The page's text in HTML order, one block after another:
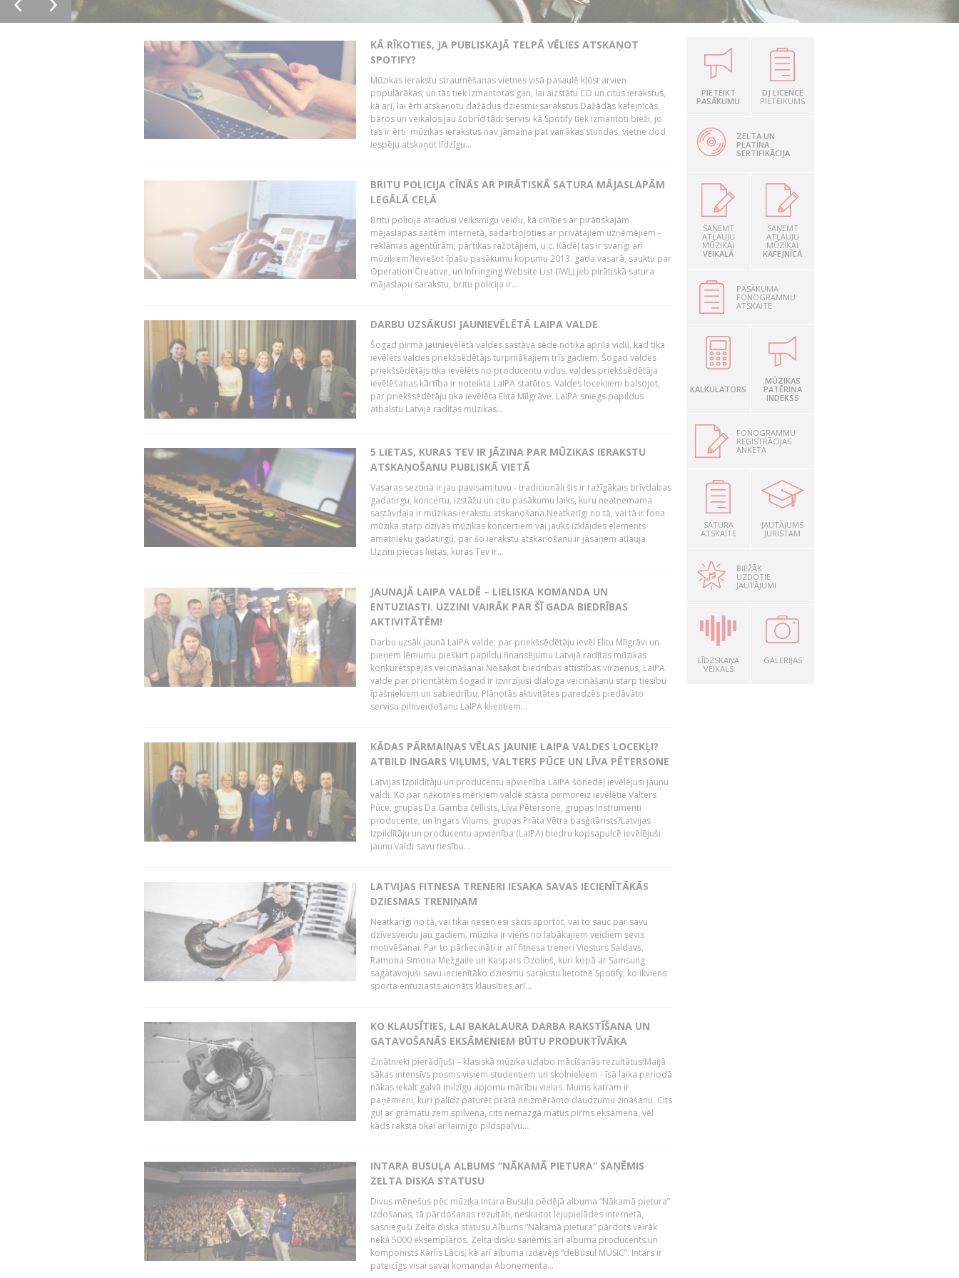
KĀ RĪKOTIES, JA PUBLISKAJĀ TELPĀ VĒLIES ATSKAŅOT
SPOTIFY?
Mūzikas ierakstu straumēšanas vietnes visā pasaulē kļūst arvien
populārākas, un tās tiek izmantotas gan, lai aizstātu CD un citus ierakstus,
kā arī, lai ērti atskaņotu dažādus dziesmu sarakstus.Dažādās kafejnīcās,
bāros un veikalos jau šobrīd tādi servisi kā Spotify tiek izmantoti bieži, jo
tas ir ērti: mūzikas ierakstus nav jāmaina pat vairākas stundas, vietne dod
iespēju atskaņot līdzīgu...
BRITU POLICIJA CĪNĀS AR PIRĀTISKĀ SATURA MĀJASLAPĀM
LEGĀLĀ CEĻĀ
Britu policija atradusi veiksmīgu veidu, kā cīnīties ar pirātiskajām
mājaslapas saitēm internetā, sadarbojoties ar privātajiem uzņēmējiem -
reklāmas aģentūrām, pārtikas ražotājiem, u.c. Kādēļ tas ir svarīgi arī
mūziķiem?Ieviešot īpašu pasākumu kopumu 2013. gada vasarā, sauktu par
Operation Creative, un Infringing Website List (IWL) jeb pirātiskā satura
mājaslapu sarakstu, britu policija ir...
DARBU UZSĀKUSI JAUNIEVĒLĒTĀ LAIPA VALDE
Šogad pirmā jaunievēlētā valdes sastāva sēde notika aprīļa vidū, kad tika
ievēlēts valdes priekšsēdētājs turpmākajiem trīs gadiem. Šogad valdes
priekšsēdētājs tika ievēlēts no producentu vidus, valdes priekšsēdētāja
ievēlēšanas kārtība ir noteikta LaIPA statūtos. Valdes locekļiem balsojot,
par priekšsēdētāju tika ievēlēta Elita Mīlgrāve. LaIPA sniegs papildus
atbalstu Latvijā radītas mūzikas...
5 LIETAS, KURAS TEV IR JĀZINA PAR MŪZIKAS IERAKSTU
ATSKAŅOŠANU PUBLISKĀ VIETĀ
Vasaras sezona ir jau pavisam tuvu - tradicionāli šis ir ražīgākais brīvdabas
gadatirgu, koncertu, izstāžu un citu pasākumu laiks, kuru neatņemama
sastāvdaļa ir mūzikas ierakstu atskaņošana.Neatkarīgi no tā, vai tā ir fona
mūzika starp dzīvās mūzikas koncertiem vai jauks izklaides elements
amatnieku gadatirgū, par šo ierakstu atskaņošanu ir jāsaņem atļauja.
Uzzini piecas lietas, kuras Tev ir...
JAUNAJĀ LAIPA VALDĒ – LIELISKA KOMANDA UN
ENTUZIASTI. UZZINI VAIRĀK PAR ŠĪ GADA BIEDRĪBAS
AKTIVITĀTĒM!
Darbu uzsāk jaunā LaIPA valde: par priekšsēdētāju ievēl Elitu Mīlgrāvi un
pieņem lēmumu piešķirt papildu finansējumu Latvijā radītas mūzikas
konkurētspējas veicināšanai.Nosakot biedrības attīstības virzienus, LaIPA
valde par prioritātēm šogad ir izvirzījusi dialoga veicināšanu starp tiesību
īpašniekiem un sabiedrību. Plānotās aktivitātes paredzēs piedāvāto
servisu pilnveidošanu LaIPA klientiem...
KĀDAS PĀRMAIŅAS VĒLAS JAUNIE LAIPA VALDES LOCEKĻI?
ATBILD INGARS VIĻUMS, VALTERS PŪCE UN LĪVA PĒTERSONE
Latvijas Izpildītāju un producentu apvienība LaIPA šonedēļ ievēlējusi jaunu
valdi. Ko par nākotnes mērķiem valdē stāsta pirmoreiz ievēlētie Valters
Pūce, grupas Da Gamba čellists, Līva Pētersone, grupas Instrumenti
producente, un Ingars Viļums, grupas Prāta Vētra basģitārists?Latvijas
Izpildītāju un producentu apvienība (LaIPA) biedru kopsapulcē ievēlējuši
jaunu valdi savu tiesību...
LATVIJAS FITNESA TRENERI IESAKA SAVAS IECIENĪTĀKĀS
DZIESMAS TRENIŅAM
Neatkarīgi no tā, vai tikai nesen esi sācis sportot, vai to sauc par savu
dzīvesveidu jau gadiem, mūzika ir viens no labākajiem veidiem sevis
motivēšanai. Par to pārliecināti ir arī fitnesa treneri Viesturs Saldavs,
Ramona Simona Mežgaile un Kaspars Ozoliņš, kuri kopā ar Samsung
sagatavojuši savu iecienītāko dziesmu sarakstu lietotnē Spotify, ko ikviens
sporta entuziasts aicināts klausīties arī...
KO KLAUSĪTIES, LAI BAKALAURA DARBA RAKSTĪŠANA UN
GATAVOŠANĀS EKSĀMENIEM BŪTU PRODUKTĪVĀKA
Zinātnieki pierādījuši – klasiskā mūzika uzlabo mācīšanās rezultātus!Maijā
sākas intensīvs posms visiem studentiem un skolniekiem - īsā laika periodā
nākas iekalt galvā milzīgu apjomu mācību vielas. Mums katram ir
paņēmieni, kuri palīdz paturēt prātā neizmērāmo daudzumu zināšanu. Cits
guļ ar grāmatu zem spilvena, cits nemazgā matus pirms eksāmena, vēl
kāds raksta tikai ar laimīgo pildspalvu....
INTARA BUSUĻA ALBUMS “NĀKAMĀ PIETURA” SAŅĒMIS
ZELTA DISKA STATUSU
Divus mēnešus pēc mūziķa Intara Busuļa pēdējā albuma “Nākamā pietura”
izdošanas, tā pārdošanas rezultāti, neskaitot lejupielādes internetā,
sasnieguši Zelta diska statusu.Albums “Nākamā pietura” pārdots vairāk
nekā 5000 eksemplāros. Zelta disku saņēmis arī albuma producents un
komponists Kārlis Lācis, kā arī albuma izdevējs “deBusul MUSIC”. Intars ir
pateicīgs visai savai komandai Abonementa...
PIETEIKT
PASĀKUMU
DJ LICENCE
PIETEIKUMS
ZELTA UN
PLATĪNA
SERTIFIKĀCIJA
SAŅEMT
ATĻAUJU
MŪZIKAI
VEIKALĀ
SAŅEMT
ATĻAUJU
MŪZIKAI
KAFEJNĪCĀ
PASĀKUMA
FONOGRAMMU
ATSKAITE
KALKULATORS
MŪZIKAS
PATĒRIŅA
INDEKSS
FONOGRAMMU
REĢISTRĀCIJAS
ANKETA
SATURA
ATSKAITE
JAUTĀJUMS
JURISTAM
BIEŽĀK
UZDOTIE
JAUTĀJUMI
LĪDZSKAŅA
VEIKALS
GALERIJAS